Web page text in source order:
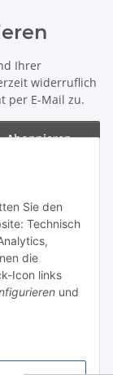
Sie den
Technisch
die
Icon links
und
Ihrer
widerruflich
per E-Mail zu.
Abonnieren